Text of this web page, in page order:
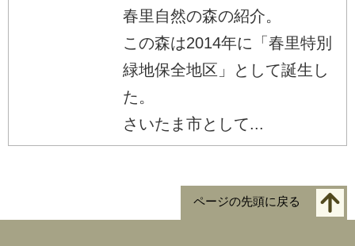
春里自然の森の紹介。
この森は2014年に「春里特別
緑地保全地区」として誕生し
た。
さいたま市として...
ページの先頭に戻る